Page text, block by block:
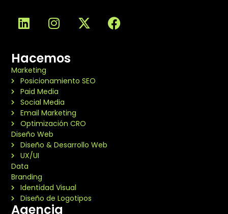
Hacemos
Marketing
Posicionamiento SEO
Paid Media
Social Media
Email Marketing
Optimización CRO
Diseño Web
Diseño & Desarrollo Web
UX/UI
Data
Branding
Identidad Visual
Diseño de Logotipos
Agencia